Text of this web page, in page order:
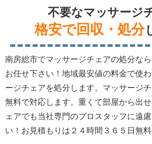
不要なマッサージ
格安で回収・処分
南房総市でマッサージチェアの処分な
お任せ下さい！地域最安値の料金で使
ージチェアを処分します。マッサージ
無料で対応します。重くて部屋から出
ェアでも当社専門のプロスタッフに遠
い！お見積もりは２４時間３６５日無料